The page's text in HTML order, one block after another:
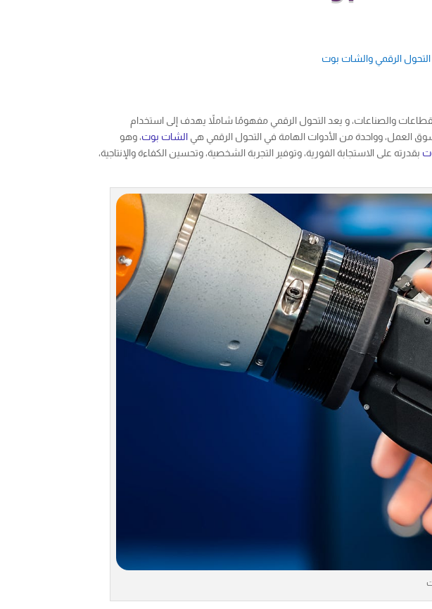
التحول الرقمي والشات بوت
والصناعات، و يعد التحول الرقمي مفهومًا شاملاً يهدف إلى استخدام
العمل، وواحدة من الأدوات الهامة في التحول الرقمي هيالشات بوت، وهو
بقدرته على الاستجابة الفورية، وتوفير التجربة الشخصية، وتحسين الكفاءة والإنتاجية،